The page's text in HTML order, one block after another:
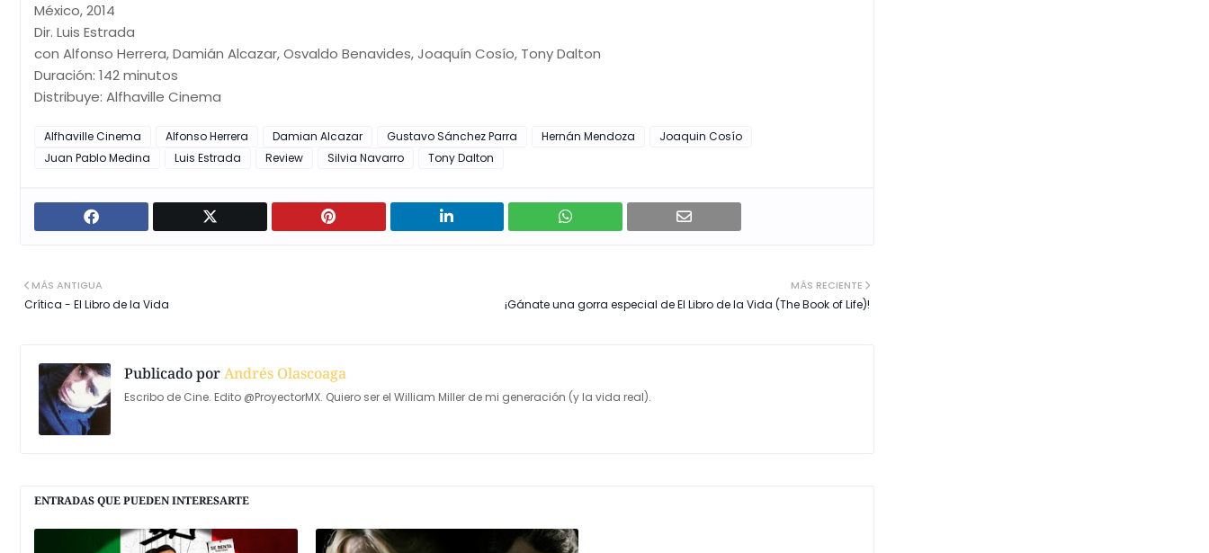
México, 2014
Dir. Luis Estrada
con Alfonso Herrera, Damián Alcazar, Osvaldo Benavides, Joaquín Cosío, Tony Dalton
Duración: 142 minutos
Distribuye: Alfhaville Cinema
Alfhaville Cinema Alfonso Herrera Damian Alcazar Gustavo Sánchez Parra Hernán Mendoza
Joaquin Cosío
Juan Pablo Medina
Luis Estrada Review Silvia Navarro Tony Dalton
MÁS RECIENTE
¡Gánate una gorra especial de El Libro de la Vida (The Book of Life)!
MÁS ANTIGUA
Crítica - El Libro de la Vida
Publicado porAndrés Olascoaga
Escribo de Cine. Edito @ProyectorMX. Quiero ser el William Miller de mi generación (y la vida real).
ENTRADAS QUE PUEDEN INTERESARTE